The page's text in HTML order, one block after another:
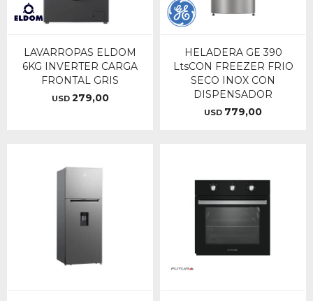
LAVARROPAS ELDOM
6KG INVERTER CARGA
FRONTAL GRIS
USD 279,00
HELADERA GE 390
LtsCON FREEZER FRIO
SECO INOX CON
DISPENSADOR
USD 779,00